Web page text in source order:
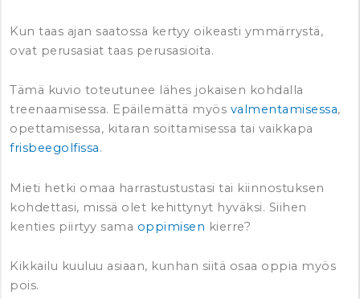
Kun taas ajan saatossa kertyy oikeasti ymmärrystä,
ovat perusasiat taas perusasioita.
Tämä kuvio toteutunee lähes jokaisen kohdalla
treenaamisessa. Epäilemättä myös valmentamisessa,
opettamisessa, kitaran soittamisessa tai vaikkapa
frisbeegolfissa.
Mieti hetki omaa harrastustustasi tai kiinnostuksen
kohdettasi, missä olet kehittynyt hyväksi. Siihen
kenties piirtyy sama oppimisen kierre?
Kikkailu kuuluu asiaan, kunhan siitä osaa oppia myös
pois.